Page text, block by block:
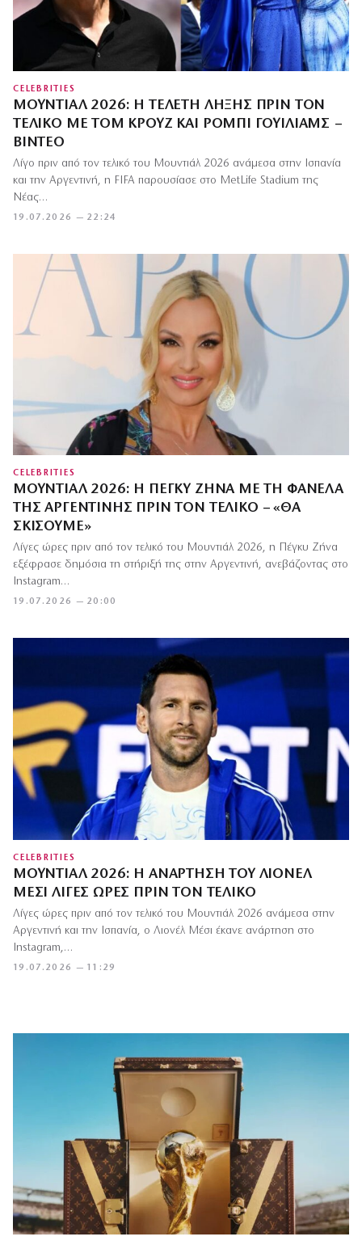
CELEBRITIES
ΜΟΥΝΤΙΆΛ 2026: Η ΤΕΛΕΤΉ ΛΉΞΗΣ ΠΡΙΝ ΤΟΝ
ΤΕΛΙΚΌ ΜΕ ΤΟΜ ΚΡΟΥΖ ΚΑΙ ΡΌΜΠΙ ΓΟΥΊΛΙΑΜΣ –
ΒΊΝΤΕΟ
19.07.2026 — 22:24
Λίγο πριν από τον τελικό του Μουντιάλ 2026 ανάμεσα στην Ισπανία
και την Αργεντινή, η FIFA παρουσίασε στο MetLife Stadium της
Νέας…
CELEBRITIES
ΜΟΥΝΤΙΆΛ 2026: Η ΠΈΓΚΥ ΖΉΝΑ ΜΕ ΤΗ ΦΑΝΈΛΑ
ΤΗΣ ΑΡΓΕΝΤΙΝΉΣ ΠΡΙΝ ΤΟΝ ΤΕΛΙΚΌ – «ΘΑ
ΣΚΊΣΟΥΜΕ»
19.07.2026 — 20:00
Λίγες ώρες πριν από τον τελικό του Μουντιάλ 2026, η Πέγκυ Ζήνα
εξέφρασε δημόσια τη στήριξή της στην Αργεντινή, ανεβάζοντας στο
Instagram…
CELEBRITIES
ΜΟΥΝΤΙΆΛ 2026: Η ΑΝΆΡΤΗΣΗ ΤΟΥ ΛΙΟΝΈΛ
ΜΈΣΙ ΛΊΓΕΣ ΏΡΕΣ ΠΡΙΝ ΤΟΝ ΤΕΛΙΚΌ
19.07.2026 — 11:29
Λίγες ώρες πριν από τον τελικό του Μουντιάλ 2026 ανάμεσα στην
Αργεντινή και την Ισπανία, ο Λιονέλ Μέσι έκανε ανάρτηση στο
Instagram,…